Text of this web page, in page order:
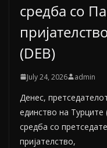
средба со
(DEB)
July 24, 2026 admin
Денес,
единство на
средба со
пријателство,